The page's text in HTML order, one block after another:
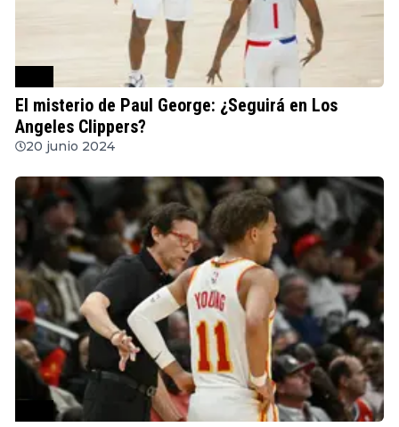
El misterio de Paul George: ¿Seguirá en Los
Angeles Clippers?
20 junio 2024